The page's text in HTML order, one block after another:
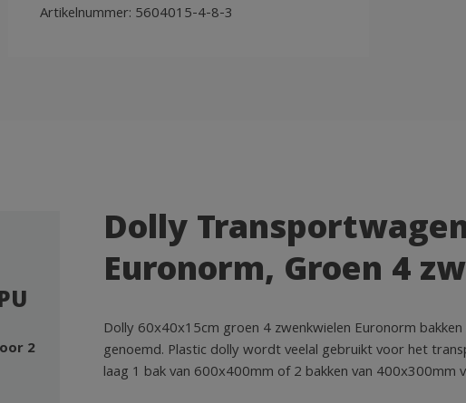
Artikelnummer: 5604015-4-8-3
2
Dolly
Euronorm, Groen 4
Dolly 60x40x15cm groen 4 zwenkwielen Euronorm
genoemd. Plastic dolly wordt veelal gebruikt voor het
laag 1 bak van 600x400mm of 2 bakken van